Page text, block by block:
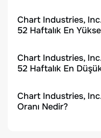
Chart Industries,
52 Haftalık En
Chart Industries,
52 Haftalık En
Chart Industries,
Oranı Nedir?